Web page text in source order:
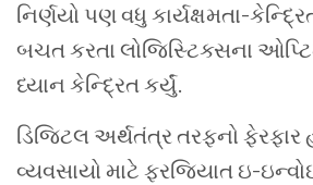
નિર્ણયો પણ વધુ કાર્યક્ષમતા-
બચત કરતા લોજિસ્ટિક્સના
ધ્યાન કેન્દ્રિત કર્યું.
ડિજિટલ અર્થતંત્ર તરફનો ફેરફાર
વ્યવસાયો માટે ફરજિયાત ઇ-